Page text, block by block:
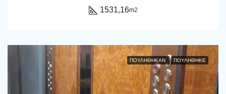
1531,16m2
ΠΟΥΛΉΘΗΚΑΝ ΠΟΥΛΗΘΗΚΕ